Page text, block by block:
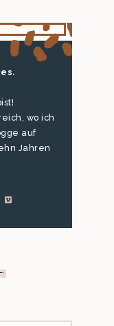
wo ich
auf
Jahren
…